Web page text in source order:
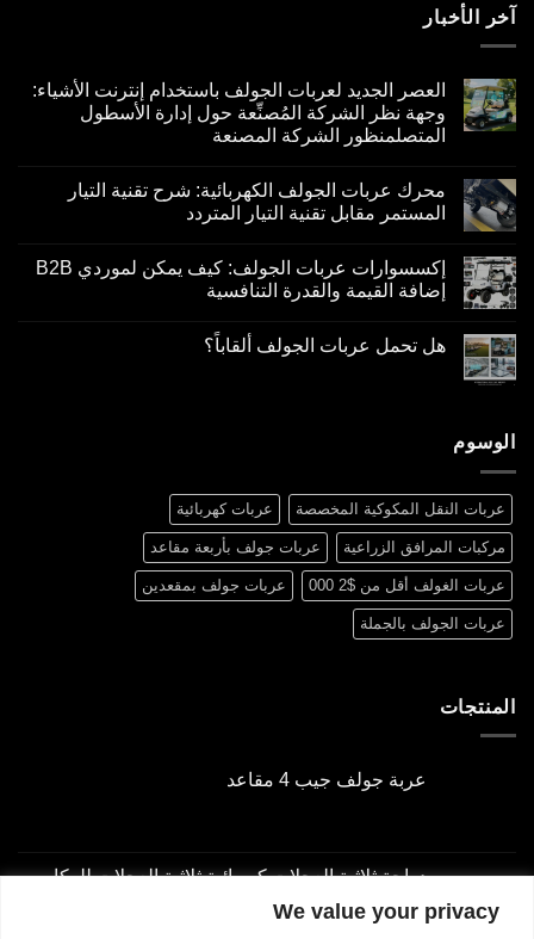
We value your privacy
آخر الأخبار
العصر الجديد لعربات الجولف باستخدام إنترنت الأشياء:
وجهة نظر الشركة المُصنِّعة حول إدارة الأسطول
المتصلمنظور الشركة المصنعة
محرك عربات الجولف الكهربائية: شرح تقنية التيار
المستمر مقابل تقنية التيار المتردد
إكسسوارات عربات الجولف: كيف يمكن لموردي B2B
إضافة القيمة والقدرة التنافسية
هل تحمل عربات الجولف ألقاباً؟
الوسوم
عربات النقل المكوكية المخصصة عربات كهربائية
مركبات المرافق الزراعية عربات جولف بأربعة مقاعد
عربات الغولف أقل من $2 000 عربات جولف بمقعدين
عربات الجولف بالجملة
المنتجات
عربة جولف جيب 4 مقاعد
دراجة ثلاثية العجلات كهربائية ثلاثية العجلات للركاب
بتصميم على طراز باجاج
السعر
السعر